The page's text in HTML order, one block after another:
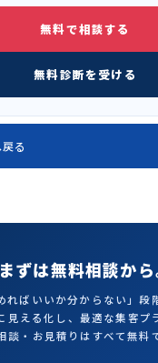
無料で相談する
無料診断を受ける
る
まずは無料相談から
ればいいか分からない」段
見える化し、最適な集客プ
談・お見積りはすべて無料